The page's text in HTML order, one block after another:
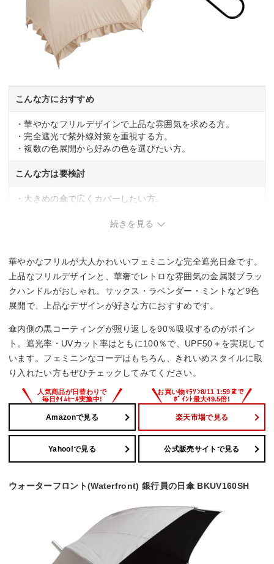
こんな方におすすめ
・華やかなフリルデザインで上品な雰囲気を求める方。
・完全遮光で紫外線対策を重視する方。
・複数の色展開から好みの色を選びたい方。
こんな方は要検討
・大きめの傘で広くカバーしたい方。
・持ち手の太さや握りやすさを重視する方。
続きを見る
華やかなフリルが大人かわいいフェミニンな完全遮光日傘です。
上品なフリルデザインと、華奢でレトロな雰囲気の金属製ブラッ
クハンドルがおしゃれ。サックス・ラベンダー・ミントなど9色
展開で、上品なデザインが好きな方におすすめです。
傘内側の黒コーティングが照り返しを90％吸収するのがポイン
ト。遮光率・UVカット率はともに100％で、UPF50＋を実現して
います。フェミニンなコーデはもちろん、きれいめスタイルに取
り入れたい方もぜひチェックしてみてください。
Amazonで見る 楽天市場で見る
Yahoo!で見る 公式販売サイトで見る
ウォーターフロント(Waterfront) 銀行員の日傘 BKUV160SH